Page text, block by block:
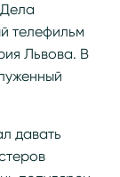
телефильм
Львова. В
давать